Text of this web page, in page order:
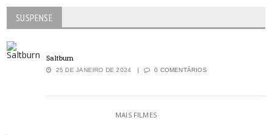
SUSPENSE
Saltburn
25 DE JANEIRO DE 2024 0 COMENTÁRIOS
MAIS FILMES